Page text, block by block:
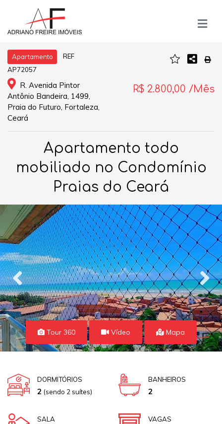
Apartamento
REF
AP72057
R. Avenida Pintor
Antônio Bandeira, 1499,
Praia do Futuro, Fortaleza,
Ceará
R$ 2.800,00 /Mês
Apartamento todo
mobiliado no Condomínio
Praias do Ceará
Tour 360 Vídeo Mapa
DORMITÓRIOS
2 (sendo 2 suítes)
BANHEIROS
2
SALA VAGAS